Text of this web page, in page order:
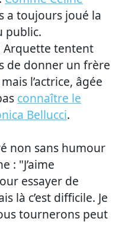
a toujours joué la
public.
Arquette tentent
de donner un frère
l’actrice, âgée
connaître le
Bellucci.
non sans humour
: "J’aime
essayer de
là c’est difficile. Je
tournerons peut